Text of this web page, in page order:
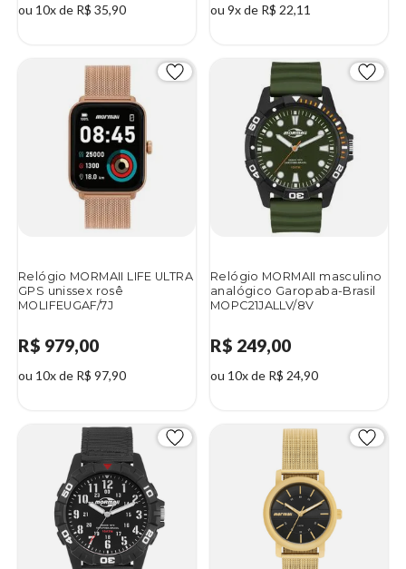
ou 10x de R$ 35,90 ou 9x de R$ 22,11
Relógio MORMAII LIFE ULTRA
GPS unissex rosê
MOLIFEUGAF/7J
R$ 979,00
ou 10x de R$ 97,90
Relógio MORMAII masculino
analógico Garopaba-Brasil
MOPC21JALLV/8V
R$ 249,00
ou 10x de R$ 24,90